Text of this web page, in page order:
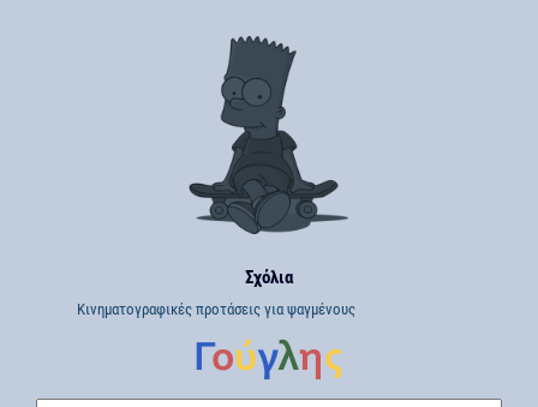
Σχόλια
Κινηματογραφικές προτάσεις για ψαγμένους